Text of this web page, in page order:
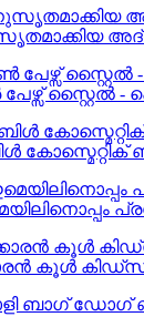
സ്റ്റൈൽ -
കൂൾ കിഡ്സ്